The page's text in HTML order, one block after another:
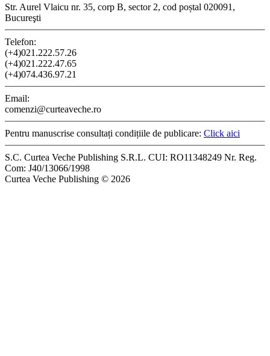
Str. Aurel Vlaicu nr. 35, corp B, sector 2, cod poștal 020091,
Bucureşti
Telefon:
(+4)021.222.57.26
(+4)021.222.47.65
(+4)074.436.97.21
Email:
comenzi@curteaveche.ro
Pentru manuscrise consultați condițiile de publicare: Click aici
S.C. Curtea Veche Publishing S.R.L. CUI: RO11348249 Nr. Reg.
Com: J40/13066/1998
Curtea Veche Publishing © 2026